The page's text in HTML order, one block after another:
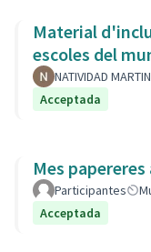
Material
escoles del
NATIVIDAD
Acceptada
Mes
Participantes
Acceptada